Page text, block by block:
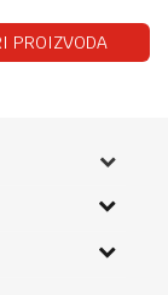
PROIZVODA